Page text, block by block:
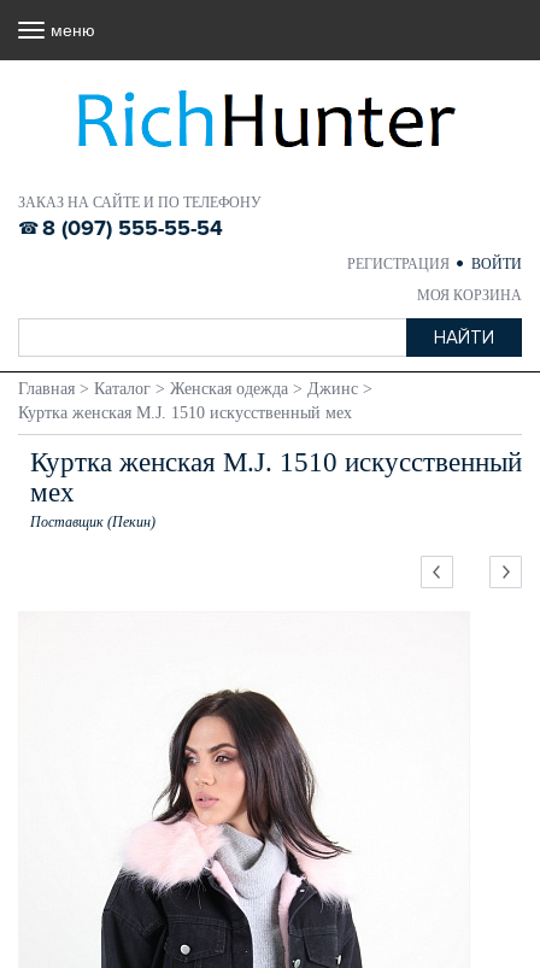
ЗАКАЗ НА САЙТЕ И ПО ТЕЛЕФОНУ
8 (097) 555-55-54
РЕГИСТРАЦИЯ
ВОЙТИ
МОЯ КОРЗИНА
меню
Главная > Каталог > Женская одежда > Джинс >
Куртка женская M.J. 1510 искусственный мех
Куртка женская M.J. 1510 искусственный
мех
Поставщик (Пекин)